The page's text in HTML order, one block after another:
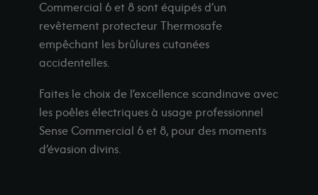
Commercial 6 et 8 sont équipés d’un
revêtement protecteur Thermosafe
empêchant les brûlures cutanées
accidentelles.
Faites le choix de l’excellence scandinave avec
les poêles électriques à usage professionnel
Sense Commercial 6 et 8, pour des moments
d’évasion divins.